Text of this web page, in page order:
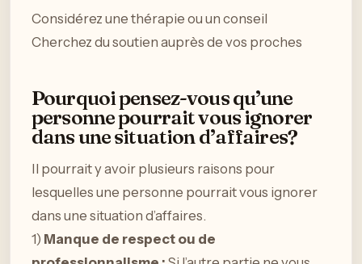
Considérez une thérapie ou un conseil
Cherchez du soutien auprès de vos proches
Pourquoi pensez-vous qu’une
personne pourrait vous ignorer
dans une situation d’affaires?
Il pourrait y avoir plusieurs raisons pour
lesquelles une personne pourrait vous ignorer
dans une situation d’affaires.
1) Manque de respect ou de